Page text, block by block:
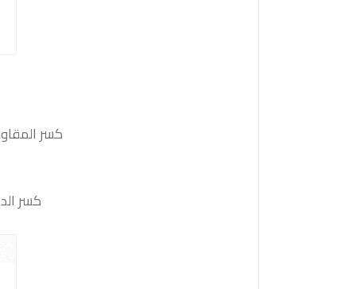
كسر المقاومة 1.3480 والثبات أعلى منها على الأقل بشمعة 4 ساعات ستدفع
كسر الدعم 1.3380 والثبات أدنى منه على الأقل بشمعة 4